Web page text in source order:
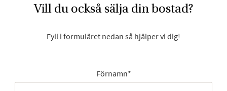
Vill du också sälja din bostad?
Fyll i formuläret nedan så hjälper vi dig!
Förnamn*